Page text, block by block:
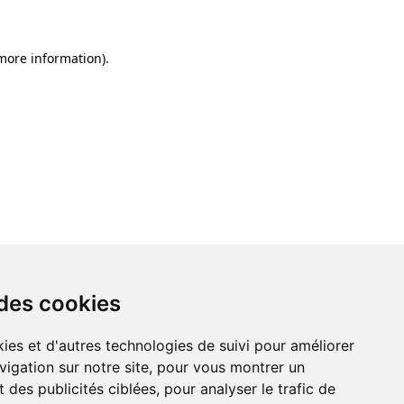
cookies
et d'autres technologies de suivi pour améliorer
sur notre site, pour vous montrer un
des publicités ciblées, pour analyser le trafic de
information).